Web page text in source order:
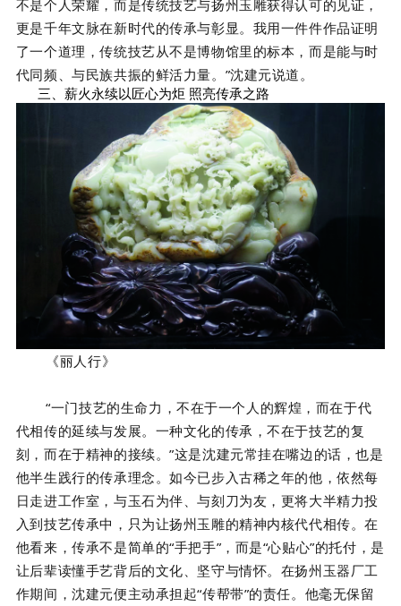
不是个人荣耀，而是传统技艺与扬州玉雕获得认可的见证，
更是千年文脉在新时代的传承与彰显。我用一件件作品证明
了一个道理，传统技艺从不是博物馆里的标本，而是能与时
代同频、与民族共振的鲜活力量。”沈建元说道。
三、薪火永续以匠心为炬 照亮传承之路
《丽人行》
“一门技艺的生命力，不在于一个人的辉煌，而在于代
代相传的延续与发展。一种文化的传承，不在于技艺的复
刻，而在于精神的接续。”这是沈建元常挂在嘴边的话，也是
他半生践行的传承理念。如今已步入古稀之年的他，依然每
日走进工作室，与玉石为伴、与刻刀为友，更将大半精力投
入到技艺传承中，只为让扬州玉雕的精神内核代代相传。在
他看来，传承不是简单的“手把手”，而是“心贴心”的托付，是
让后辈读懂手艺背后的文化、坚守与情怀。在扬州玉器厂工
作期间，沈建元便主动承担起“传帮带”的责任。他毫无保留